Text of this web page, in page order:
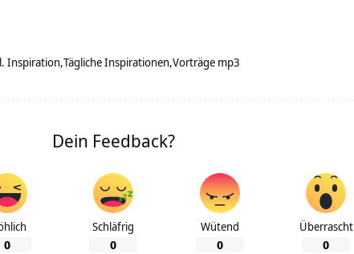
Inspiration Tägliche Inspirationen Vorträge mp3
Dein Feedback?
0
Schläfrig
0
Wütend
0
Überrascht
0